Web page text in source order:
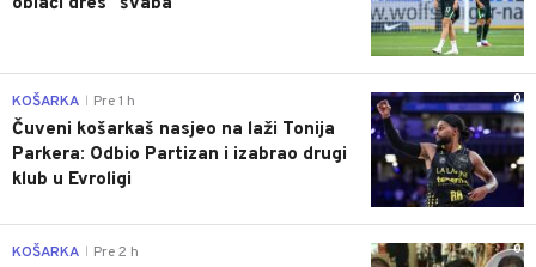
0
KOŠARKA Pre 1 h
Čuveni košarkaš nasjeo na laži Tonija
Parkera: Odbio Partizan i izabrao drugi
klub u Evroligi
0
KOŠARKA Pre 2 h